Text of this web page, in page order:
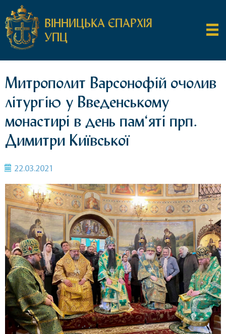
ВІННИЦЬКА ЄПАРХІЯ
УПЦ
Митрополит Варсонофій очолив
літургію у Введенському
монастирі в день пам‘яті прп.
Димитри Київської
22.03.2021